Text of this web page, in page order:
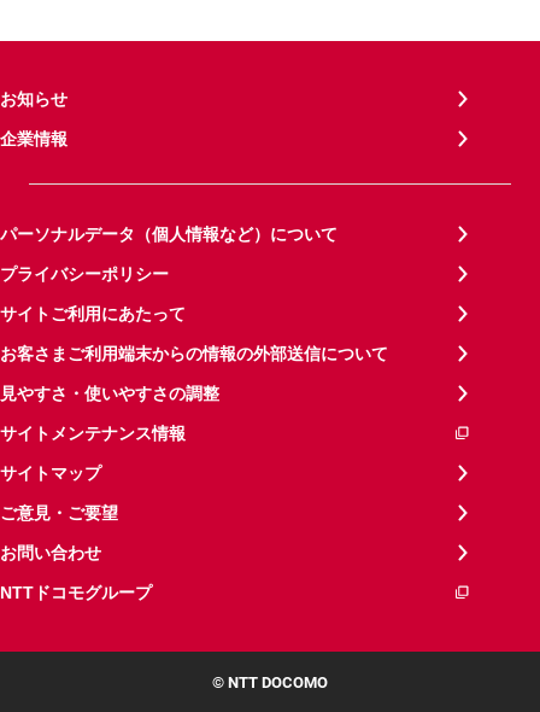
お知らせ
企業情報
パーソナルデータ（個人情報など）について
プライバシーポリシー
サイトご利用にあたって
お客さまご利用端末からの情報の外部送信について
見やすさ・使いやすさの調整
サイトメンテナンス情報
サイトマップ
ご意見・ご要望
お問い合わせ
NTTドコモグループ
© NTT DOCOMO